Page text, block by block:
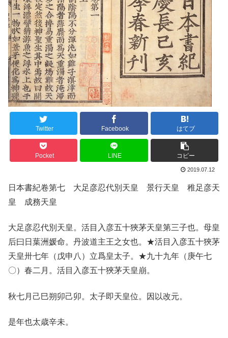
Twitter Facebook はてブ
Pocket LINE コピー
2019.07.12
日本書紀卷第七 大足彦忍代別天皇 景行天皇 稚足彦天
皇 成務天皇
大足彦忍代別天皇。活目入彦五十狹茅天皇第三子也。母皇
后曰日葉洲媛命。丹波道主王之女也。★活目入彦五十狹茅
天皇卅七年（戊申八）立爲皇太子。★九十九年（庚午七
〇）春二月。活目入彦五十狹茅天皇崩。
秋七月己巳朔卯己卯。太子即天皇位。因以改元。
是年也太歳辛未。